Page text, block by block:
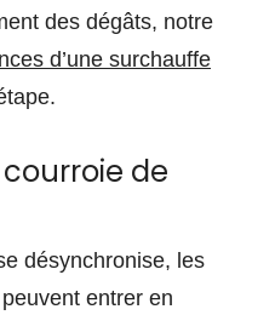
des dégâts, notre
d’une surchauffe
de
désynchronise, les
entrer en